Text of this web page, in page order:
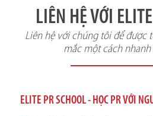
LIÊN HỆ VỚI
Liên hệ với chúng tôi để được
mắc một cách
ELITE PR SCHOOL - HỌC PR VỚI